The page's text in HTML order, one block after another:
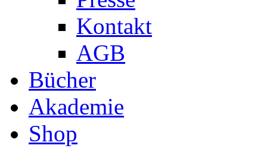
Kontakt
AGB
Bücher
Akademie
Shop